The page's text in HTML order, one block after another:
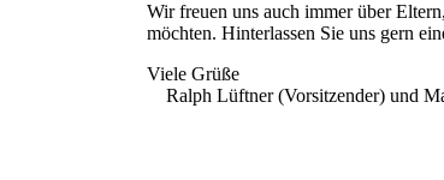
Wir freuen uns auch immer über
möchten. Hinterlassen Sie uns gern
Viele Grüße
Ralph Lüftner (Vorsitzender) und